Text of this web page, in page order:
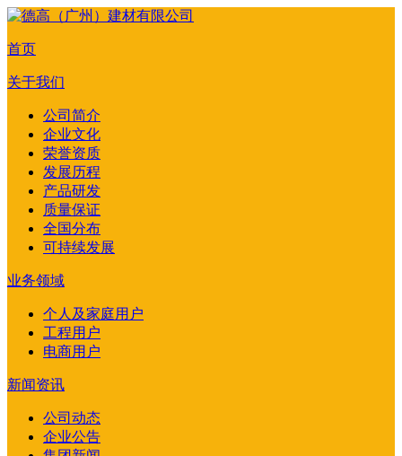
首页
关于我们
公司简介
企业文化
荣誉资质
发展历程
产品研发
质量保证
全国分布
可持续发展
业务领域
个人及家庭用户
工程用户
电商用户
新闻资讯
公司动态
企业公告